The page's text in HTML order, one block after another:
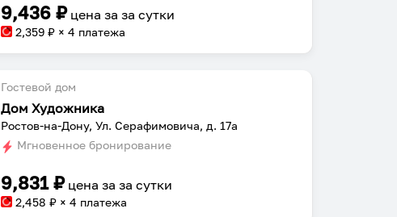
9,436 ₽ цена заза сутки
2,359 ₽ × 4 платежа
Гостевой дом
Дом Художника
Ростов-на-Дону, Ул. Серафимовича, д. 17а
Мгновенное бронирование
9,831₽ цена заза сутки
2,458 ₽ × 4 платежа